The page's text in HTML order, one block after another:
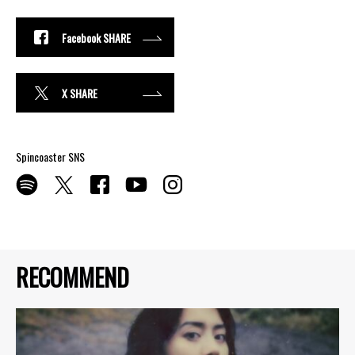
RECOMMEND
Facebook SHARE
X SHARE
Spincoaster SNS